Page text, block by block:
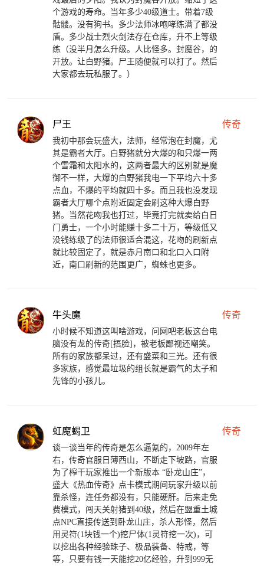
个游戏的寿命。当年多少40级道士。带着7级
骷髅。没有狗书。多少法师冰咆哮练满了都没
盾。多少战士烈火剑法存在仓库，升不上等级
练（没半月怎么升级。人比怪多。封魔谷，的
开放。让白野猪。尸王随便就可以打了。然后
大家都去玩私服了。）
尸王 传奇
我初中那会玩盛大，法师，经常泡在封魔，尤
其是霸者大厅。白野猪就分大爆的和只爆一两
个雪霜和太阳水的，这两者最大的区别就是魔
御不一样，大爆的白野猪我电一下平均六十多
点血，不爆的平均就四十多。而且我也没发现
霸者大厅哪个点附近固定会刷这种大爆白野
猪。当然花吻我也打过，毕竟打完就卖给白日
门勇士，一个小时能赚十多二十万，等级低又
没钱练级了的法师很适合混这，花吻的刷新点
就比较固定了，就是赤月南口和北口入口附
近，南口刷新的范围更广，蜘蛛也更多。
牛头魔 传奇
小时候不知道这叫啥游戏，问网吧老板这台电
脑没有龙的传奇[捂脸]，被老板鄙视还嘲笑。
所有的家族都呆过，还有盛菜和三光。还有很
多家族，感觉最垃圾的组长就是霸气的太子和
先锋的小孩儿。
虹魔蝎卫 传奇
谈一谈当年的传奇是怎么逼氪的，2009年左
右，传奇官服日薄西山，不断走下坡路，官服
为了榨干玩家推出一个新版本 “卧龙山庄”，
盛大《热血传奇》点卡模式期间玩家升级以前
靠杀怪，连任务都没有，只能硬肝。后来走免
费模式，闯天关射猪到40级，然后在盟重土城
点NPC直接传送到卧龙山庄，杀人形怪，然后
用灵符(1块钱一个)挖尸体(1灵符挖一次)，可
以挖出各种经验珠子、极品装备、特戒，等
等，只要有钱一天能挖20亿经验，升到999无